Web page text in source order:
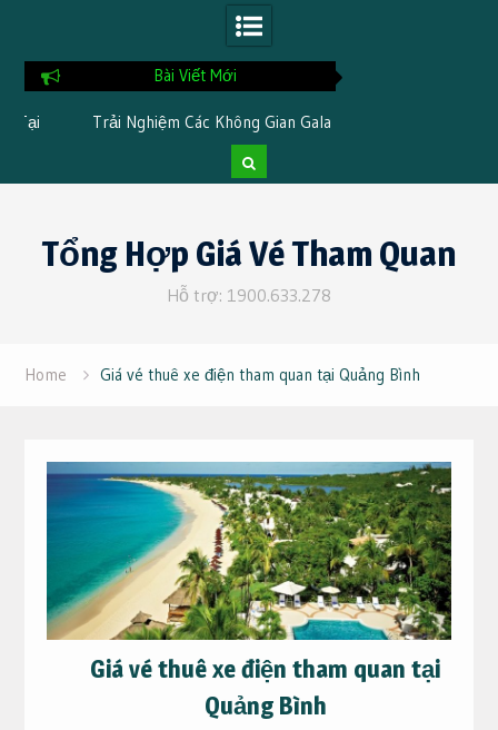
Bài Viết Mới
Trải Nghiệm Các Không Gian Gala
Dinner Đặc Trưng Khi Đi Du Lịch Tại
Cần Thơ 3 Ngày 2 Đêm
contentTổng Hợp Giá Vé Tham Quan
Hỗ trợ: 1900.633.278
Home Giá vé thuê xe điện tham quan tại Quảng Bình
Giá vé thuê xe điện tham quan tại
Quảng Bình